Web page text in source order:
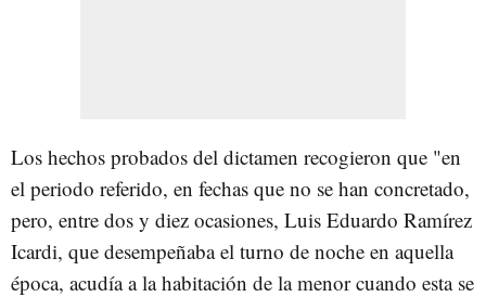
Los hechos probados del dictamen recogieron que "en
el periodo referido, en fechas que no se han concretado,
pero, entre dos y diez ocasiones, Luis Eduardo Ramírez
Icardi, que desempeñaba el turno de noche en aquella
época, acudía a la habitación de la menor cuando esta se